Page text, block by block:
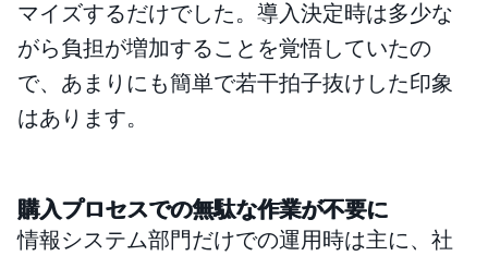
マイズするだけでした。導入決定時は多少な
がら負担が増加することを覚悟していたの
で、あまりにも簡単で若干拍子抜けした印象
はあります。
購入プロセスでの無駄な作業が不要に
情報システム部門だけでの運用時は主に、社